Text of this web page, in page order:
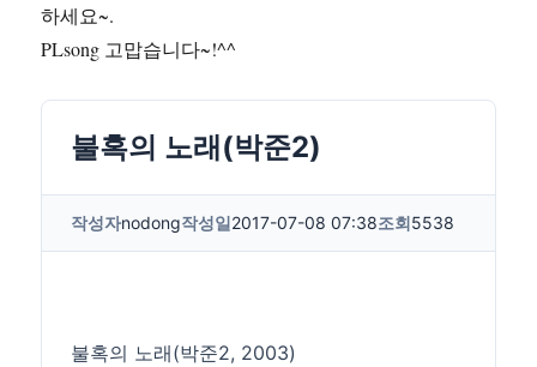
하세요~.
PLsong 고맙습니다~!^^
불혹의 노래(박준2)
작성자nodong작성일2017-07-08 07:38조회5538
불혹의 노래(박준2, 2003)